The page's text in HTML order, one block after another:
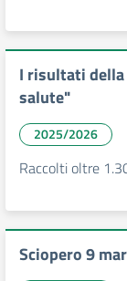
I risultati della
salute"
2025/2026
Raccolti oltre
Sciopero 9